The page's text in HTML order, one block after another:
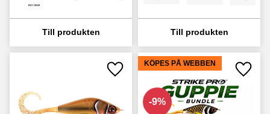
Lägg till i favoriter
9%
KÖPES PÅ WEBBEN
Lägg